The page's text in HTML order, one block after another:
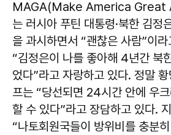
MAGA(Make America Great
는 러시아 푸틴 대통령·북한 김정
을 과시하면서 “괜찮은 사람”이
“김정은이 나를 좋아해 4년간 북
었다”라고 자랑하고 있다. 정말
프는 “당선되면 24시간 안에 우
할 수 있다”라고 장담하고 있다.
“나토회원국들이 방위비를 충분